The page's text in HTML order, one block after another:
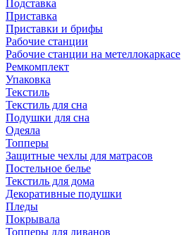
Подставка
Приставка
Приставки и брифы
Рабочие станции
Рабочие станции на метеллокаркасе
Ремкомплект
Упаковка
Текстиль
Текстиль для сна
Подушки для сна
Одеяла
Топперы
Защитные чехлы для матрасов
Постельное белье
Текстиль для дома
Декоративные подушки
Пледы
Покрывала
Топперы для диванов